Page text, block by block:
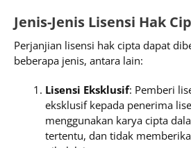
Jenis-Jenis Lisensi Hak
Perjanjian lisensi hak cipta dapat
beberapa jenis, antara lain:
Lisensi Eksklusif: Pemberi
eksklusif kepada penerima
menggunakan karya cipta
tertentu, dan tidak